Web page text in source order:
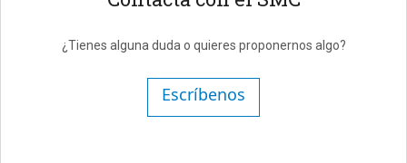
¿Tienes alguna duda o quieres proponernos algo?
Escríbenos